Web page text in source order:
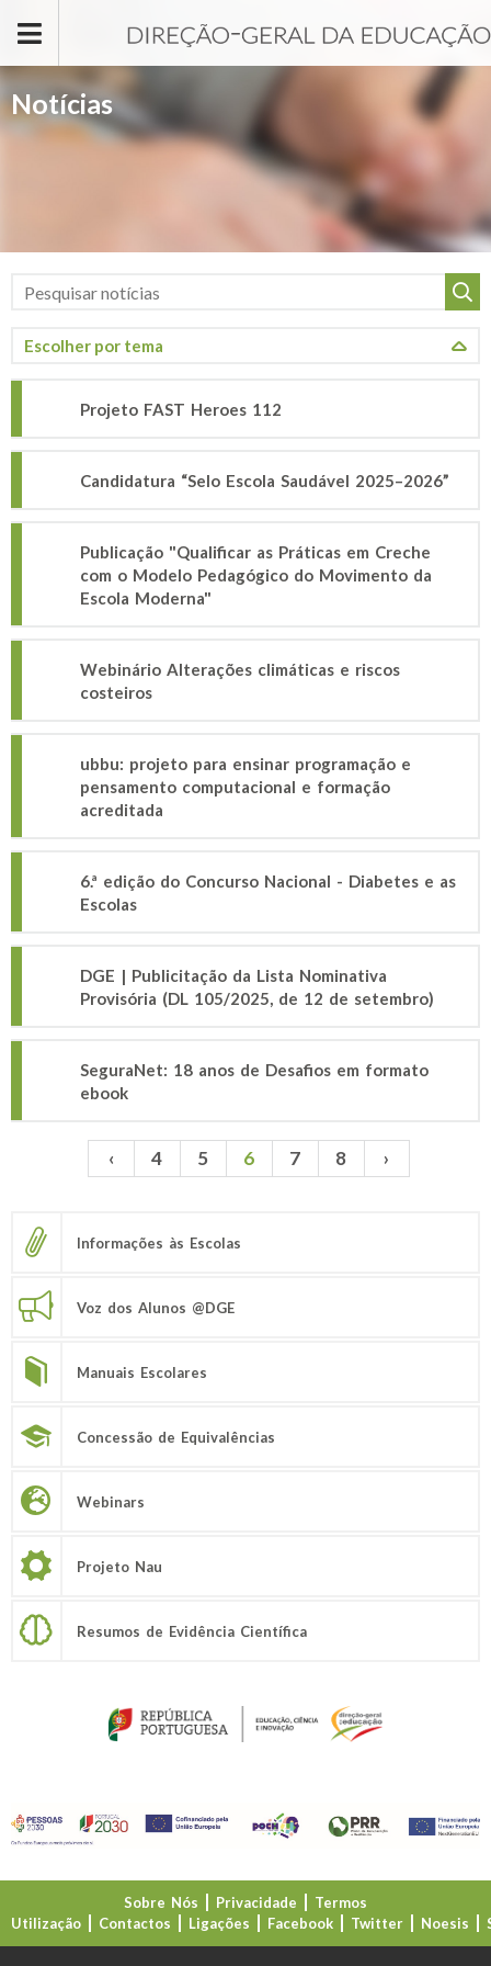
Notícias
Projeto FAST Heroes 112
Candidatura “Selo Escola Saudável 2025–2026”
Publicação "Qualificar as Práticas em Creche
com o Modelo Pedagógico do Movimento da
Escola Moderna"
Webinário Alterações climáticas e riscos
costeiros
ubbu: projeto para ensinar programação e
pensamento computacional e formação
acreditada
6.ª edição do Concurso Nacional - Diabetes e as
Escolas
DGE | Publicitação da Lista Nominativa
Provisória (DL 105/2025, de 12 de setembro)
SeguraNet: 18 anos de Desafios em formato
ebook
Páginas ‹ 4 5 6 7 8 ›
Informações às Escolas
Voz dos Alunos @DGE
Manuais Escolares
Concessão de Equivalências
Webinars
Projeto Nau
Resumos de Evidência Científica
Sobre Nós Privacidade
Termos
Utilização
Contactos Ligações Facebook Twitter Noesis